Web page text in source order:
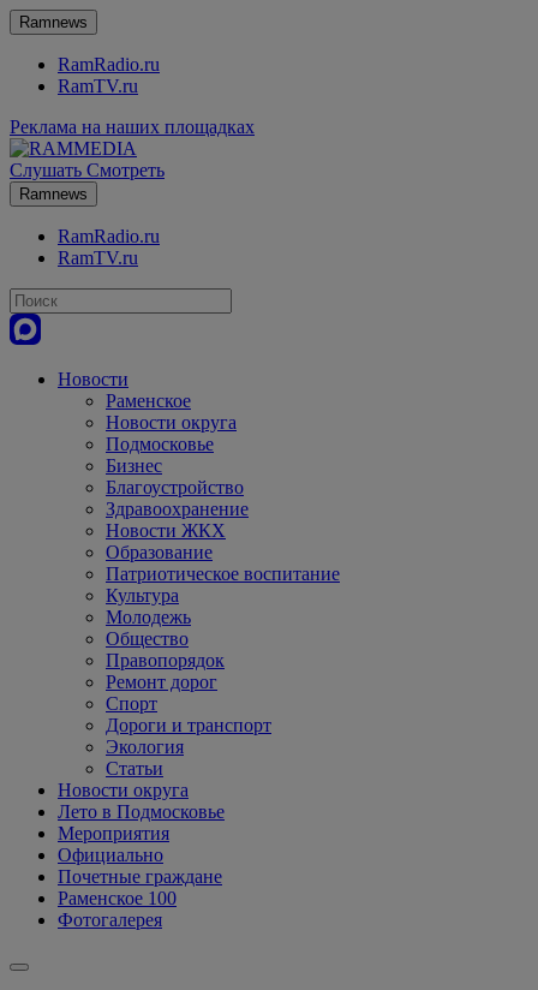
Ramnews
RamRadio.ru
RamTV.ru
Реклама на наших площадках
Слушать Смотреть
Ramnews
RamRadio.ru
RamTV.ru
Новости
Раменское
Новости округа
Подмосковье
Бизнес
Благоустройство
Здравоохранение
Новости ЖКХ
Образование
Патриотическое воспитание
Культура
Молодежь
Общество
Правопорядок
Ремонт дорог
Спорт
Дороги и транспорт
Экология
Статьи
Новости округа
Лето в Подмосковье
Мероприятия
Официально
Почетные граждане
Раменское 100
Фотогалерея